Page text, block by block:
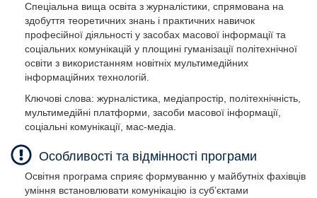
Спеціальна вища освіта з журналістики, спрямована на
здобуття теоретичних знань і практичних навичок
професійної діяльності у засобах масової інформації та
соціальних комунікацій у площині гуманізації політехнічної
освіти з використанням новітніх мультимедійних
інформаційних технологій.
Ключові слова: журналістика, медіапростір, політехнічність,
мультимедійні платформи, засоби масової інформації,
соціальні комунікації, мас-медіа.
Особливості та відмінності програми
Освітня програма сприяє формуванню у майбутніх фахівців
уміння встановлювати комунікацію із суб’єктами